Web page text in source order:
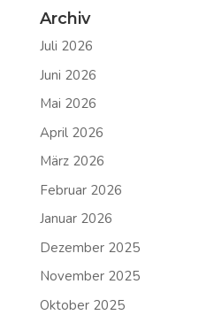
Archiv
Juli 2026
Juni 2026
Mai 2026
April 2026
März 2026
Februar 2026
Januar 2026
Dezember 2025
November 2025
Oktober 2025